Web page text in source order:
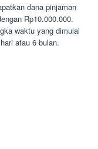
dana pinjaman
Rp10.000.000.
waktu yang dimulai
atau 6 bulan.